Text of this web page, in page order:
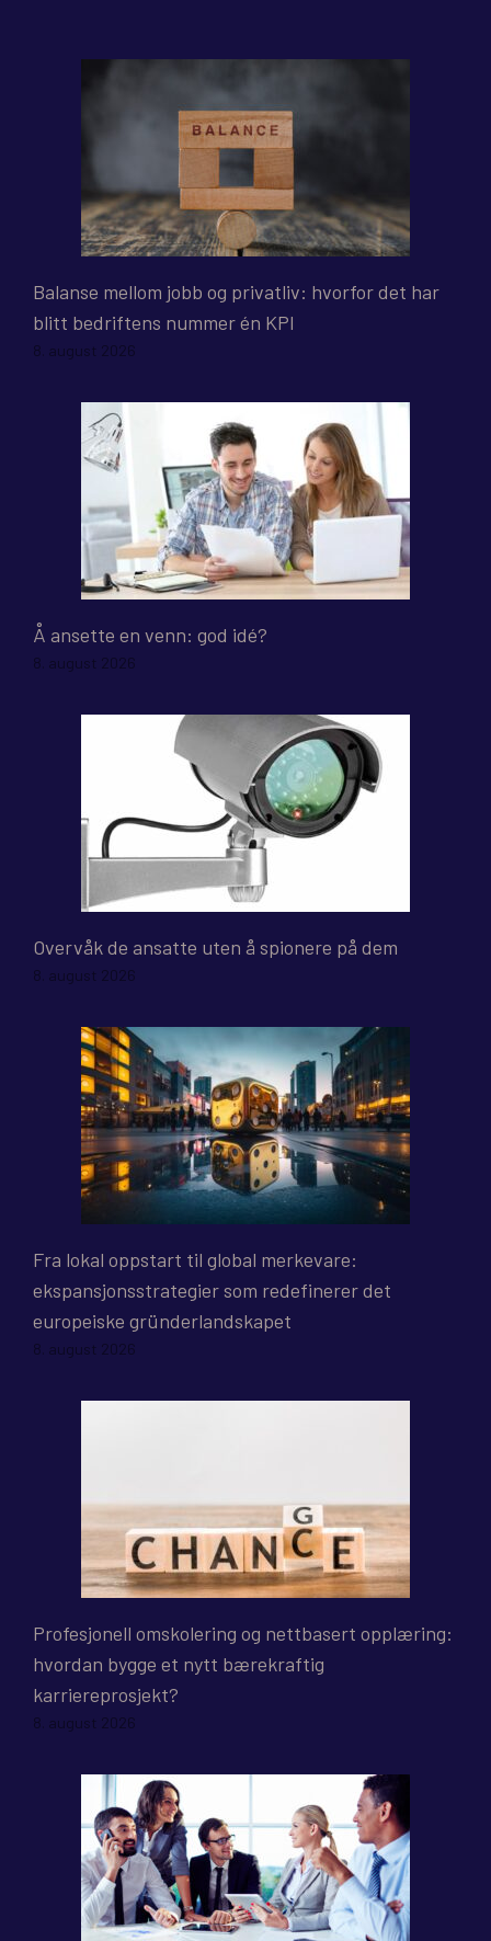
Balanse mellom jobb og privatliv: hvorfor det har
blitt bedriftens nummer én KPI
8. august 2026
Å ansette en venn: god idé?
8. august 2026
Overvåk de ansatte uten å spionere på dem
8. august 2026
Fra lokal oppstart til global merkevare:
ekspansjonsstrategier som redefinerer det
europeiske gründerlandskapet
8. august 2026
Profesjonell omskolering og nettbasert opplæring:
hvordan bygge et nytt bærekraftig
karriereprosjekt?
8. august 2026